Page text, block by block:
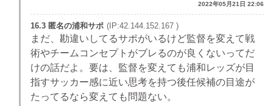
2022年05月21日 22:06
16.3 匿名の浦和サポ (IP:42.144.152.167 )
まだ、勘違いしてるサポがいるけど監督を変えて戦
術やチームコンセプトがブレるのが良くないってだ
けの話だよ。要は、監督を変えても浦和レッズが目
指すサッカー感に近い思考を持つ後任候補の目途が
たってるなら変えても問題ない。